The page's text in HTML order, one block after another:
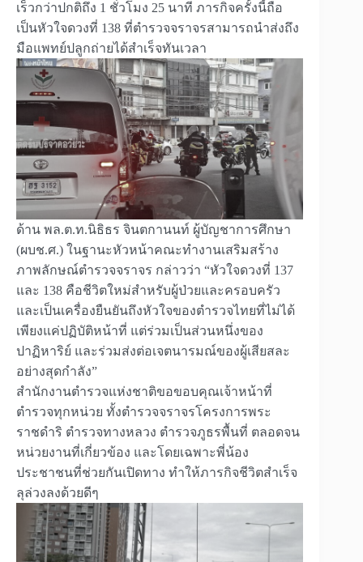
เร็วกว่าปกติถึง 1 ชั่วโมง 25 นาที ภารกิจครั้งนี้ถือ
เป็นหัวใจดวงที่ 138 ที่ตำรวจจราจรสามารถนำส่งถึง
มือแพทย์ปลูกถ่ายได้สำเร็จทันเวลา
ด้าน พล.ต.ท.นิธิธร จินตกานนท์ ผู้บัญชาการศึกษา
(ผบช.ศ.) ในฐานะหัวหน้าคณะทำงานเสริมสร้าง
ภาพลักษณ์ตำรวจจราจร กล่าวว่า “หัวใจดวงที่ 137
และ 138 คือชีวิตใหม่สำหรับผู้ป่วยและครอบครัว
และเป็นเครื่องยืนยันถึงหัวใจของตำรวจไทยที่ไม่ได้
เพียงแค่ปฏิบัติหน้าที่ แต่ร่วมเป็นส่วนหนึ่งของ
ปาฏิหาริย์ และร่วมส่งต่อเจตนารมณ์ของผู้เสียสละ
อย่างสุดกำลัง”
สำนักงานตำรวจแห่งชาติขอขอบคุณเจ้าหน้าที่
ตำรวจทุกหน่วย ทั้งตำรวจจราจรโครงการพระ
ราชดำริ ตำรวจทางหลวง ตำรวจภูธรพื้นที่ ตลอดจน
หน่วยงานที่เกี่ยวข้อง และโดยเฉพาะพี่น้อง
ประชาชนที่ช่วยกันเปิดทาง ทำให้ภารกิจชีวิตสำเร็จ
ลุล่วงลงด้วยดีๆ